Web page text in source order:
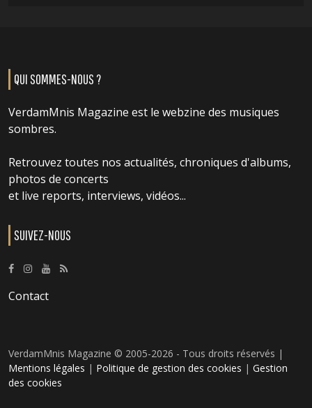
QUI SOMMES-NOUS ?
VerdamMnis Magazine est le webzine des musiques
sombres.
Retrouvez toutes nos actualités, chroniques d'albums,
photos de concerts
et live reports, interviews, vidéos...
SUIVEZ-NOUS
Contact
VerdamMnis Magazine © 2005-2026 - Tous droits réservés |
Mentions légales | Politique de gestion des cookies | Gestion
des cookies